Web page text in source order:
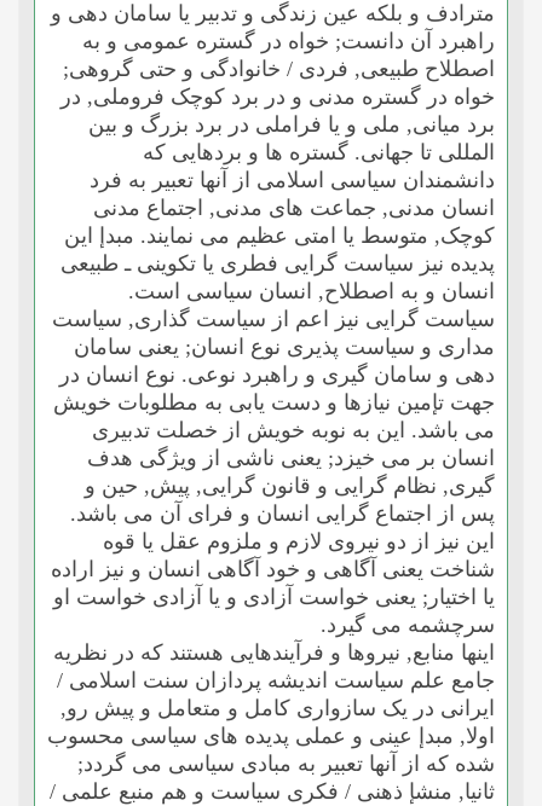
مترادف و بلکه عین زندگى و تدبیر یا سامان دهى و
راهبرد آن دانست; خواه در گستره عمومى و به
اصطلاح طبیعى, فردى / خانوادگى و حتى گروهى;
خواه در گستره مدنى و در برد کوچک فروملى, در
برد میانى, ملى و یا فراملى در برد بزرگ و بین
المللى تا جهانى. گستره ها و بردهایى که
دانشمندان سیاسى اسلامى از آنها تعبیر به فرد
انسان مدنى, جماعت هاى مدنى, اجتماع مدنى
کوچک, متوسط یا امتى عظیم مى نمایند. مبدإ این
پدیده نیز سیاست گرایى فطرى یا تکوینى ـ طبیعى
انسان و به اصطلاح, انسان سیاسى است.
سیاست گرایى نیز اعم از سیاست گذارى, سیاست
مدارى و سیاست پذیرى نوع انسان; یعنى سامان
دهى و سامان گیرى و راهبرد نوعى. نوع انسان در
جهت تإمین نیازها و دست یابى به مطلوبات خویش
مى باشد. این به نوبه خویش از خصلت تدبیرى
انسان بر مى خیزد; یعنى ناشى از ویژگى هدف
گیرى, نظام گرایى و قانون گرایى, پیش, حین و
پس از اجتماع گرایى انسان و فراى آن مى باشد.
این نیز از دو نیروى لازم و ملزوم عقل یا قوه
شناخت یعنى آگاهى و خود آگاهى انسان و نیز اراده
یا اختیار; یعنى خواست آزادى و یا آزادى خواست او
سرچشمه مى گیرد.
اینها منابع, نیروها و فرآیندهایى هستند که در نظریه
جامع علم سیاست اندیشه پردازان سنت اسلامى /
ایرانى در یک سازوارى کامل و متعامل و پیش رو,
اولا, مبدإ عینى و عملى پدیده هاى سیاسى محسوب
شده که از آنها تعبیر به مبادى سیاسى مى گردد;
ثانیا, منشإ ذهنى / فکرى سیاست و هم منبع علمى /